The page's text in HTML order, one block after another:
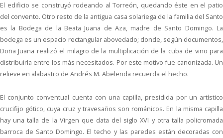
El edificio se construyó rodeando al Torreón, quedando éste en el patio
del convento. Otro resto de la antigua casa solariega de la familia del Santo
es la Bodega de la Beata Juana de Aza, madre de Santo Domingo. La
bodega es un espacio rectangular abovedado; donde, según documentos,
Doña Juana realizó el milagro de la multiplicación de la cuba de vino para
distribuirla entre los más necesitados. Por este motivo fue canonizada. Un
relieve en alabastro de Andrés M. Abelenda recuerda el hecho.
El conjunto conventual cuenta con una capilla, presidida por un artístico
crucifijo gótico, cuya cruz y travesaños son románicos. En la misma capilla
hay una talla de la Virgen que data del siglo XVI y otra talla policromada
barroca de Santo Domingo. El techo y las paredes están decoradas con